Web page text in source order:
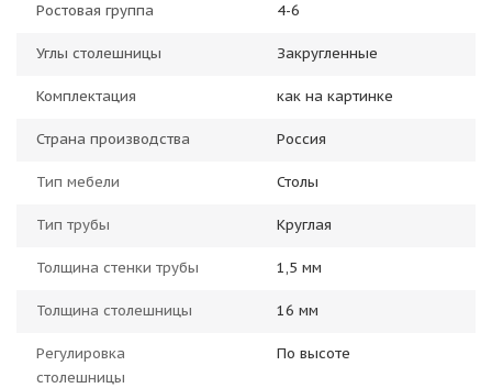
Ростовая группа 4-6
Углы столешницы Закругленные
Комплектация как на картинке
Страна производства Россия
Тип мебели Столы
Тип трубы Круглая
Толщина стенки трубы 1,5 мм
Толщина столешницы 16 мм
Регулировка
столешницы
По высоте